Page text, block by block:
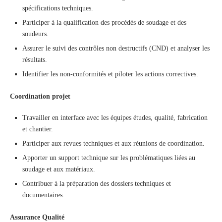
spécifications techniques.
Participer à la qualification des procédés de soudage et des
soudeurs.
Assurer le suivi des contrôles non destructifs (CND) et analyser les
résultats.
Identifier les non-conformités et piloter les actions correctives.
Coordination projet
Travailler en interface avec les équipes études, qualité, fabrication
et chantier.
Participer aux revues techniques et aux réunions de coordination.
Apporter un support technique sur les problématiques liées au
soudage et aux matériaux.
Contribuer à la préparation des dossiers techniques et
documentaires.
Assurance Qualité